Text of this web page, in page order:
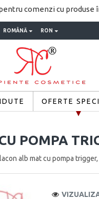
comenzi cu produse
ROMÂNĂ RON
OFERTE
alb mat cu pompa
POMPA